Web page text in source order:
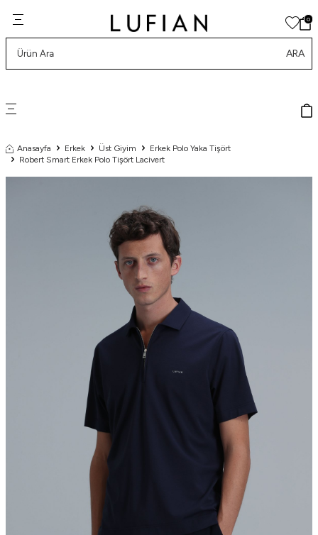
0
ARA
Anasayfa Erkek Üst Giyim
Erkek Polo Yaka Tişört
Robert Smart Erkek Polo Tişört Lacivert